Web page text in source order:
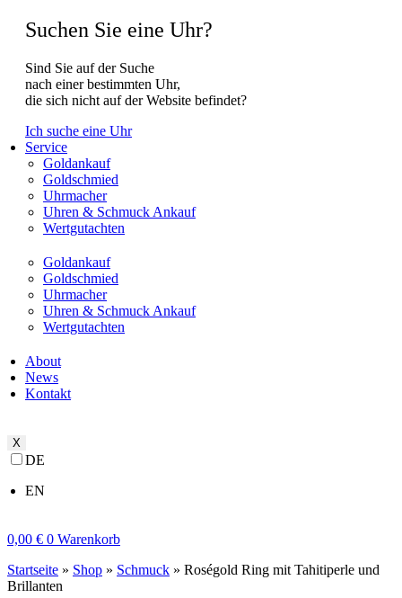
Suchen Sie eine Uhr?
Sind Sie auf der Suche
nach einer bestimmten Uhr,
die sich nicht auf der Website befindet?
Ich suche eine Uhr
Service
Goldankauf
Goldschmied
Uhrmacher
Uhren & Schmuck Ankauf
Wertgutachten
Goldankauf
Goldschmied
Uhrmacher
Uhren & Schmuck Ankauf
Wertgutachten
About
News
Kontakt
X
DE
EN
0,00 € 0 Warenkorb
Startseite » Shop » Schmuck » Roségold Ring mit Tahitiperle und
Brillanten